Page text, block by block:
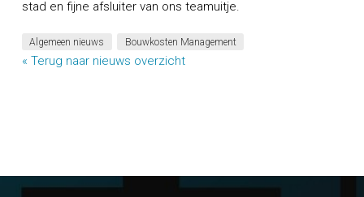
stad en fijne afsluiter van ons teamuitje.
Algemeen nieuws Bouwkosten Management
« Terug naar nieuws overzicht